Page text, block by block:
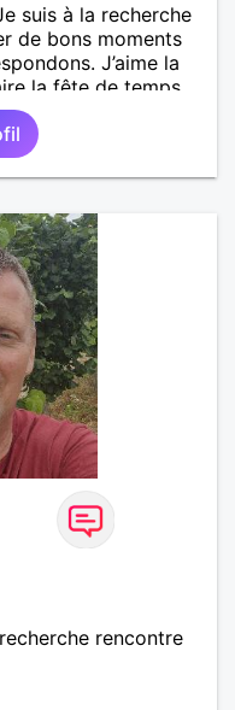
suis à la recherche
de bons moments
J’aime la
la fête de temps
garçon de 7 ans
J’aime à peu
(Oui je suis pas
pour garder la
rencontre